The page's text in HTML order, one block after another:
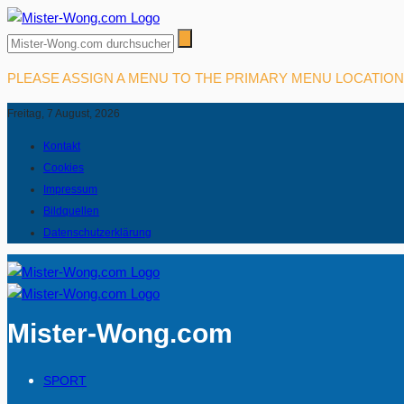
PLEASE ASSIGN A MENU TO THE PRIMARY MENU
Freitag, 7 August, 2026
Kontakt
Cookies
Impressum
Bildquellen
Datenschutzerklärung
Mister-Wong.com
SPORT